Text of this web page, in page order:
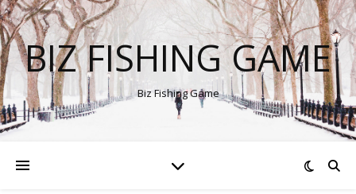
BIZ FISHING GAME
Biz Fishing Game